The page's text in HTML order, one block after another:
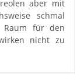
aber mit
schmal
Raum für den
nicht zu